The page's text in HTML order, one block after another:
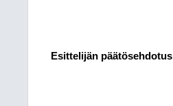
Esittelijän päätösehdotus